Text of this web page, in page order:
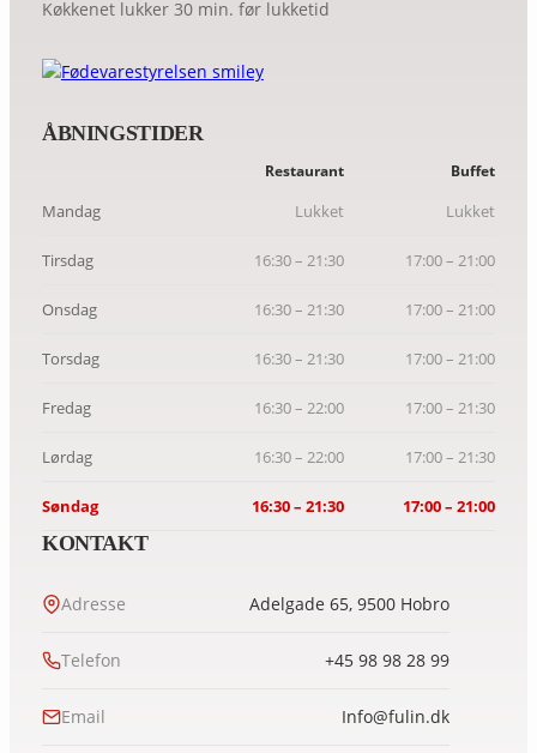
Køkkenet lukker 30 min. før lukketid
ÅBNINGSTIDER
Restaurant Buffet
Mandag Lukket Lukket
Tirsdag 16:30 – 21:30 17:00 – 21:00
Onsdag 16:30 – 21:30 17:00 – 21:00
Torsdag 16:30 – 21:30 17:00 – 21:00
Fredag 16:30 – 22:00 17:00 – 21:30
Lørdag 16:30 – 22:00 17:00 – 21:30
Søndag 16:30 – 21:30 17:00 – 21:00
KONTAKT
Adresse Adelgade 65, 9500 Hobro
Telefon +45 98 98 28 99
Email Info@fulin.dk